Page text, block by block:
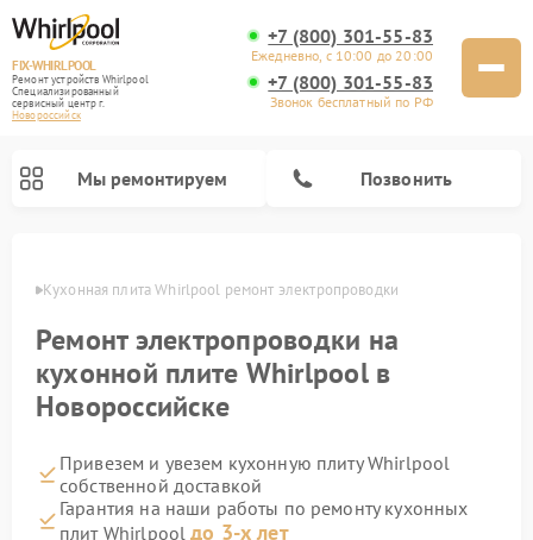
FIX-WHIRLPOOL
Ремонт устройств Whirlpool
Специализированный
cервисный центр г.
Новороссийск
+7 (800) 301-55-83
Ежедневно, с 10:00 до 20:00
+7 (800) 301-55-83
Звонок бесплатный по РФ
Мы ремонтируем Позвонить
Кухонная плита Whirlpool ремонт электропроводки
Ремонт электропроводки на
кухонной плите Whirlpool в
Новороссийске
Привезем и увезем кухонную плиту Whirlpool
собственной доставкой
Гарантия на наши работы по ремонту кухонных
плит Whirlpoolдо 3-х лет